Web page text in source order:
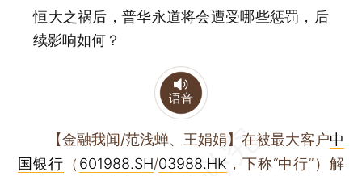
恒大之祸后，普华永道将会遭受哪些惩罚，后
续影响如何？
语音
【金融我闻/范浅蝉、王娟娟】在被最大客户中
国银行 （ 601988.SH/03988.HK ，下称“中行”）解